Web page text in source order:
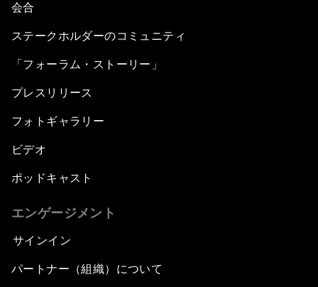
会合
ステークホルダーのコミュニティ
「フォーラム・ストーリー」
プレスリリース
フォトギャラリー
ビデオ
ポッドキャスト
エンゲージメント
サインイン
パートナー（組織）について